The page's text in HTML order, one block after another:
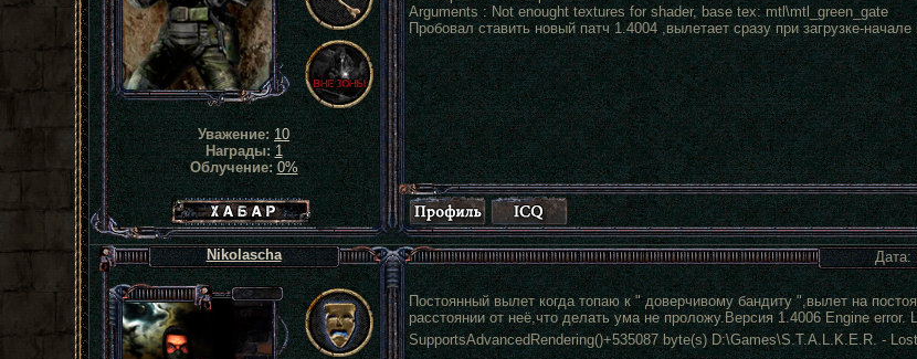
Arguments : Not enought textures for shader, base tex: mtl\mtl_green_gate
Пробовал ставить новый патч 1.4004 ,вылетает сразу при загрузке-начале
Уважение: 10
Награды: 1
Облучение:0%
Хабар сталкера
Дата:
Постоянный вылет когда топаю к " доверчивому бандиту ",вылет на
расстоянии от неё,что делать ума не проложу.Версия 1.4006 Engine error.
SupportsAdvancedRendering()+535087 byte(s) D:\Games\S.T.A.L.K.E.R. -
Nikolascha